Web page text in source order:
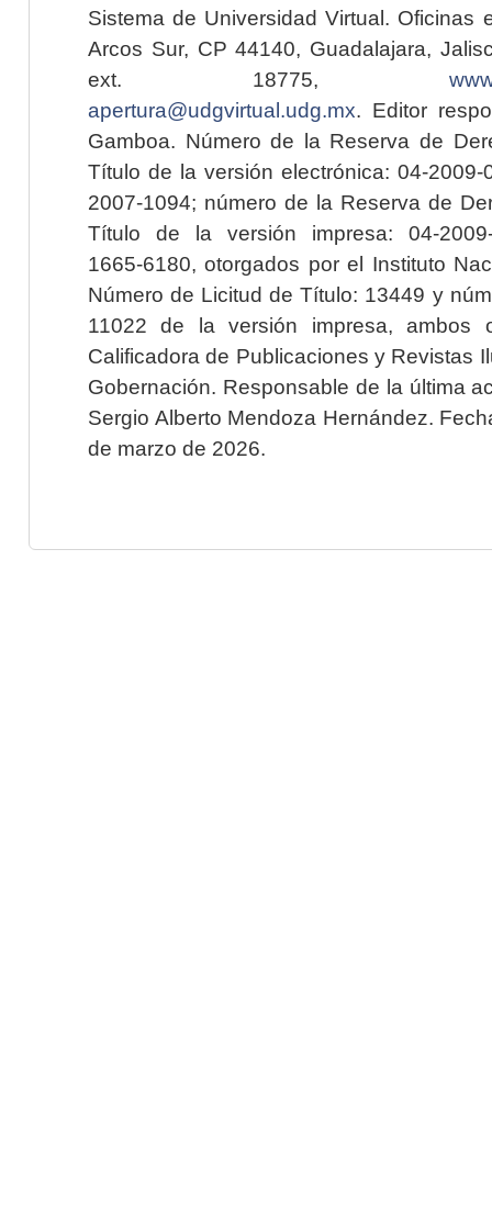
Sistema de Universidad Virtual. Oficinas
Arcos Sur, CP 44140, Guadalajara,
ext. 18775,
apertura@udgvirtual.udg.mx. Editor
Gamboa. Número de la Reserva de
Título de la versión electrónica: 04-2009-
2007-1094; número de la Reserva de
Título de la versión impresa: 04-2009-
1665-6180, otorgados por el Instituto
Número de Licitud de Título: 13449 y
11022 de la versión impresa, ambos
Calificadora de Publicaciones y Revistas
Gobernación. Responsable de la última
Sergio Alberto Mendoza Hernández.
de marzo de 2026.